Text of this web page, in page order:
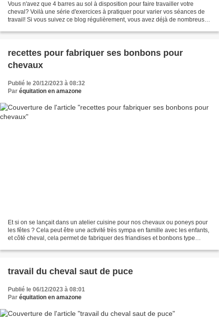
Vous n'avez que 4 barres au sol à disposition pour faire travailler votre
cheval? Voilà une série d'exercices à pratiquer pour varier vos séances de
travail! Si vous suivez ce blog régulièrement, vous avez déjà de nombreuses
recettes pour fabriquer ses bonbons pour
chevaux
Publié le 20/12/2023 à 08:32
Par équitation en amazone
Et si on se lançait dans un atelier cuisine pour nos chevaux ou poneys pour
les fêtes ? Cela peut être une activité très sympa en famille avec les enfants,
et côté cheval, cela permet de fabriquer des friandises et bonbons type
travail du cheval saut de puce
Publié le 06/12/2023 à 08:01
Par équitation en amazone